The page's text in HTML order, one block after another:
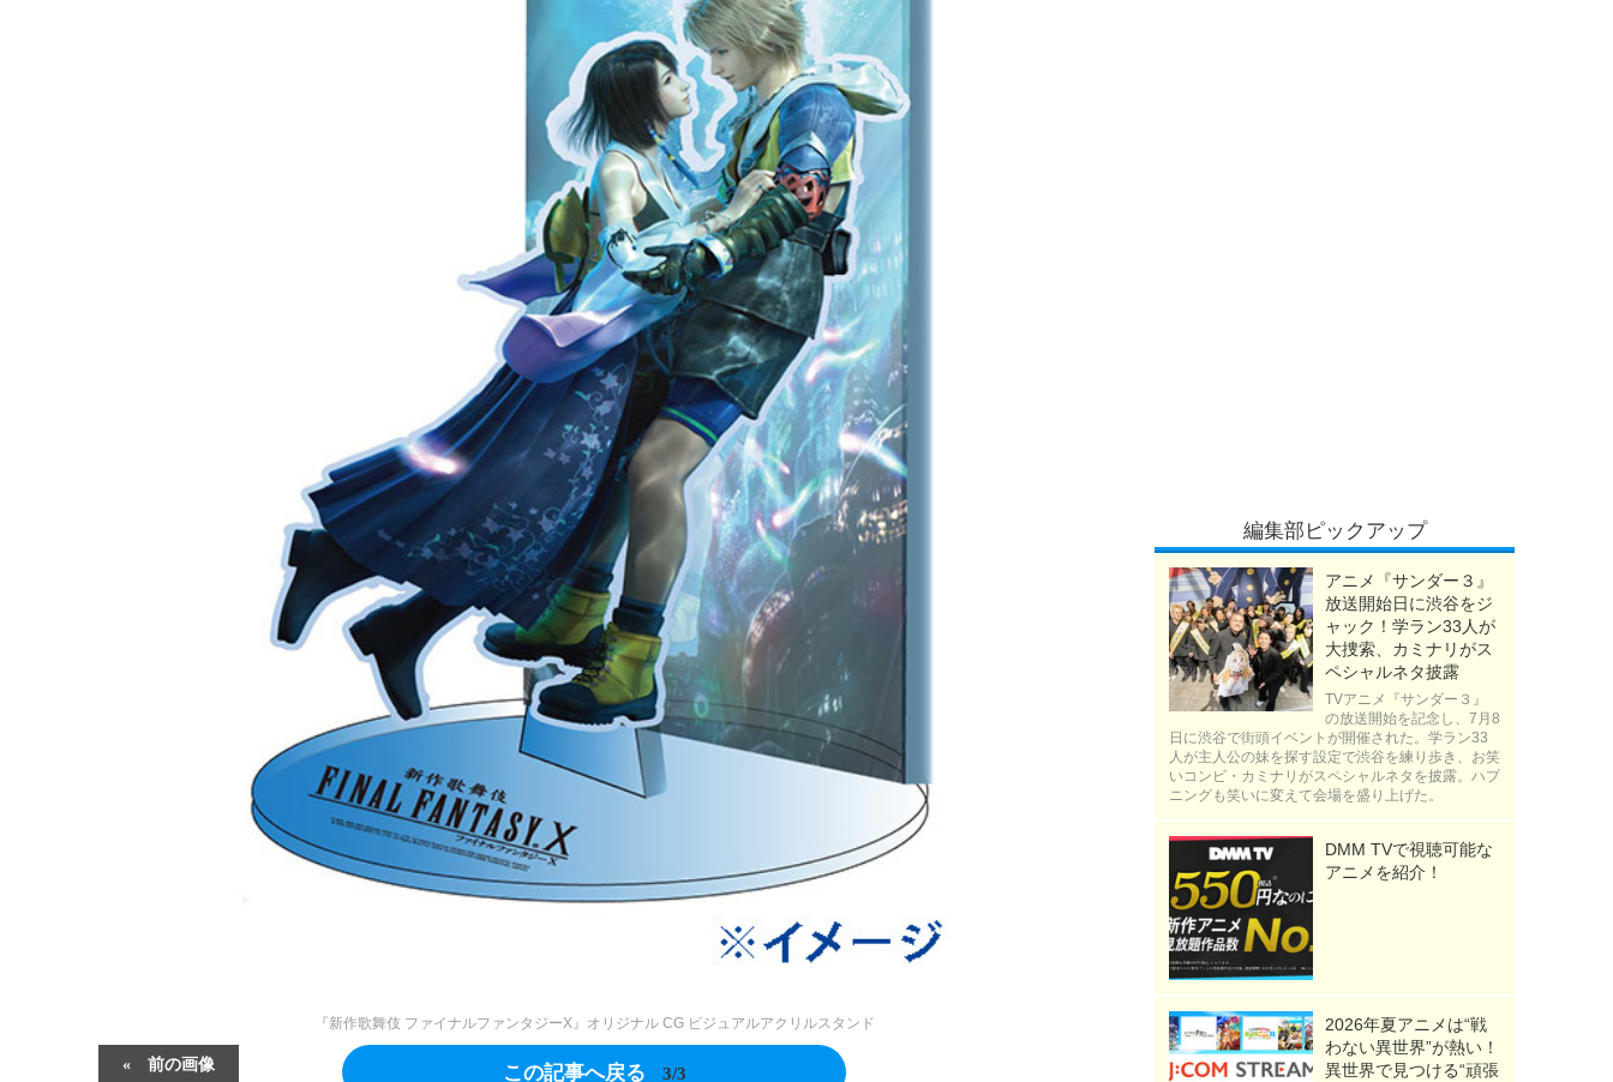
『新作歌舞伎 ファイナルファンタジーX』オリジナル CG ビジュアルアクリルスタンド
前の画像 この記事へ戻る 3/3
編集部ピックアップ
アニメ『サンダー３』
放送開始日に渋谷をジ
ャック！学ラン33人が
大捜索、カミナリがス
ペシャルネタ披露
TVアニメ『サンダー３』
の放送開始を記念し、7月8
日に渋谷で街頭イベントが開催された。学ラン33
人が主人公の妹を探す設定で渋谷を練り歩き、お笑
いコンビ・カミナリがスペシャルネタを披露。ハプ
ニングも笑いに変えて会場を盛り上げた。
DMM TVで視聴可能な
アニメを紹介！
2026年夏アニメは“戦
わない異世界”が熱い！
異世界で見つける“頑張